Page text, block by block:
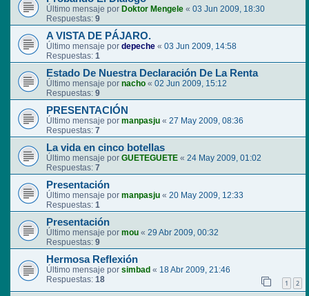
Último mensaje por Doktor Mengele « 03 Jun 2009, 18:30
Respuestas: 9
A VISTA DE PÁJARO.
Último mensaje por depeche « 03 Jun 2009, 14:58
Respuestas: 1
Estado De Nuestra Declaración De La Renta
Último mensaje por nacho « 02 Jun 2009, 15:12
Respuestas: 9
PRESENTACIÓN
Último mensaje por manpasju « 27 May 2009, 08:36
Respuestas: 7
La vida en cinco botellas
Último mensaje por GUETEGUETE « 24 May 2009, 01:02
Respuestas: 7
Presentación
Último mensaje por manpasju « 20 May 2009, 12:33
Respuestas: 1
Presentación
Último mensaje por mou « 29 Abr 2009, 00:32
Respuestas: 9
Hermosa Reflexión
Último mensaje por simbad « 18 Abr 2009, 21:46
Respuestas: 18 1 2